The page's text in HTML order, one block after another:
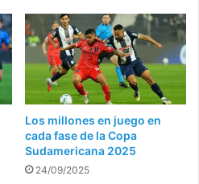
Los millones en juego en
cada fase de la Copa
Sudamericana 2025
24/09/2025